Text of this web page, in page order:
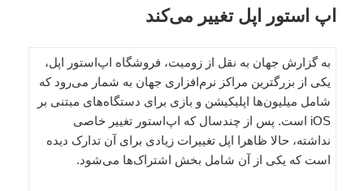
اپ‌ استور اپل تغییر می‌کند
به گزارش جهان به نقل از زومیت، فروشگاه اپ‌استور اپل،
یکی از بزرگترین مراکز نرم‌افزاری جهان به شمار می‌رود که
شامل میلیون‌ها اپلیکیشن و بازی برای دستگاه‌های مبتنی بر
iOS است. پس از چندسال که اپ‌استور تغییر خاصی
نداشته، حالا ظاهرا اپل تغییرات زیادی برای آن تدارک دیده
است که یکی از آن شامل بخش اشتراک‌ها می‌شود.